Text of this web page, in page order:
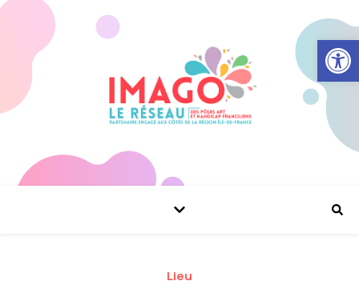
Ouvrir
Lieu